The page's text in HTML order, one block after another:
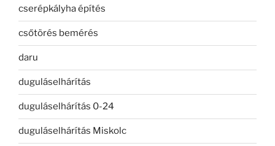
cserépkályha építés
csőtörés bemérés
daru
duguláselhárítás
duguláselhárítás 0-24
duguláselhárítás Miskolc